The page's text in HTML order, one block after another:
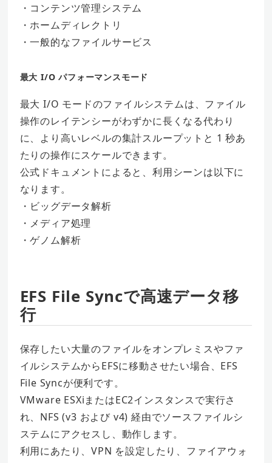
・コンテンツ管理システム
・ホームディレクトリ
・一般的なファイルサービス
最大 I/O パフォーマンスモード
最大 I/O モードのファイルシステムは、ファイル
操作のレイテンシーがわずかに長くなる代わり
に、より高いレベルの集計スループットと 1 秒あ
たりの操作にスケールできます。
公式ドキュメントによると、利用シーンは以下に
なります。
・ビッグデータ解析
・メディア処理
・ゲノム解析
EFS File Syncで高速データ移
行
保存したい大量のファイルをオンプレミスやファ
イルシステムからEFSに移動させたい場合、EFS
File Syncが便利です。
VMware ESXiまたはEC2インスタンスで実行さ
れ、NFS (v3 および v4) 経由でソースファイルシ
ステムにアクセスし、動作します。
利用にあたり、VPN を設定したり、ファイアウォ